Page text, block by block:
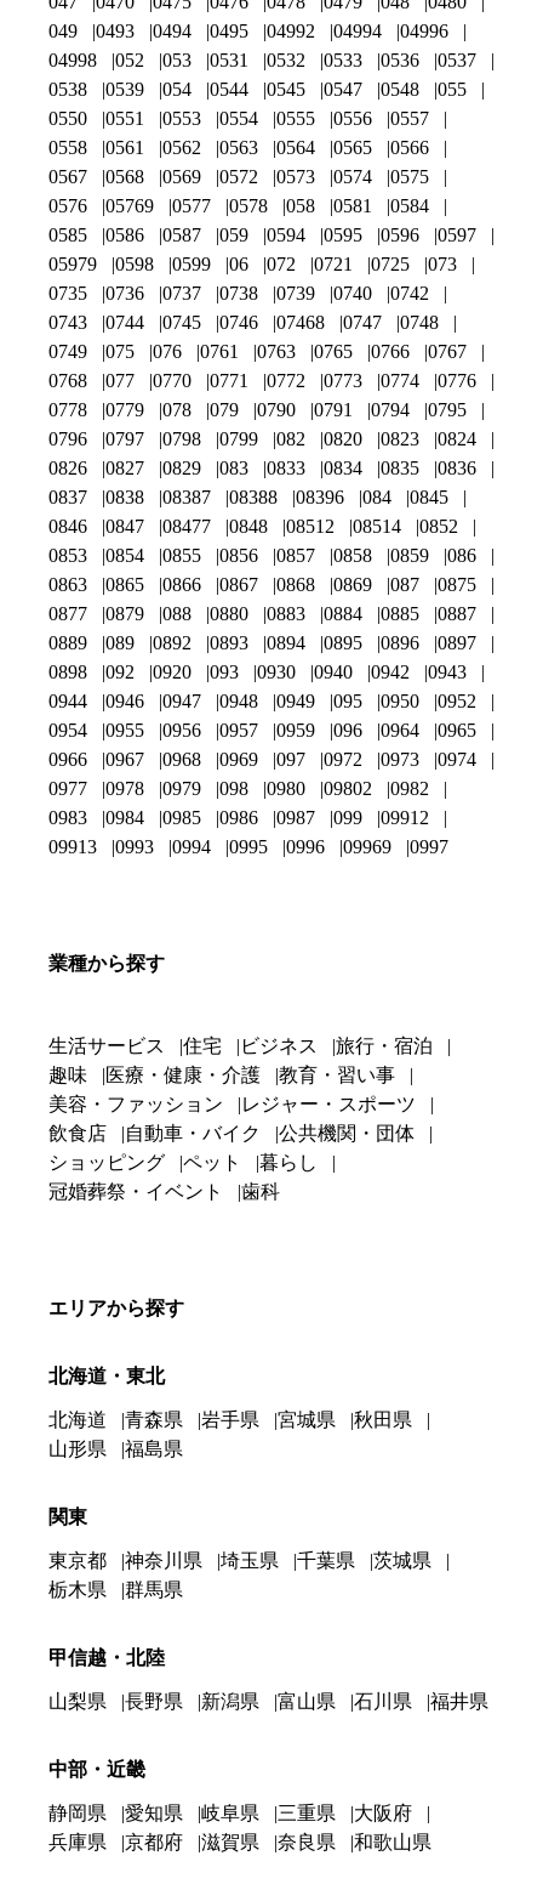
049
0493 0494 0495 04992 04994
04996
04998
052 053 0531 0532 0533 0536
0537
0538
0539 054 0544 0545 0547 0548
055
0550
0551 0553 0554 0555 0556
0557
0558
0561 0562 0563 0564 0565
0566
0567
0568 0569 0572 0573 0574
0575
0576
05769 0577 0578 058 0581
0584
0585
0586 0587 059 0594 0595 0596
0597
05979
0598 0599 06 072 0721 0725
073
0735
0736 0737 0738 0739 0740
0742
0743
0744 0745 0746 07468 0747
0748
0749
075 076 0761 0763 0765 0766
0767
0768
077 0770 0771 0772 0773 0774
0776
0778
0779 078 079 0790 0791 0794
0795
0796
0797 0798 0799 082 0820 0823
0824
0826
0827 0829 083 0833 0834 0835
0836
0837
0838 08387 08388 08396 084
0845
0846
0847 08477 0848 08512 08514
0852
0853
0854 0855 0856 0857 0858 0859
086
0863
0865 0866 0867 0868 0869 087
0875
0877
0879 088 0880 0883 0884 0885
0887
0889
089 0892 0893 0894 0895 0896
0897
0898
092 0920 093 0930 0940 0942
0943
0944
0946 0947 0948 0949 095 0950
0952
0954
0955 0956 0957 0959 096 0964
0965
0966
0967 0968 0969 097 0972 0973
0974
0977
0978 0979 098 0980 09802
0982
0983
0984 0985 0986 0987 099
09912
09913
0993 0994 0995 0996 09969 0997
業種から探す
生活サービス 住宅 ビジネス
旅行・宿泊
趣味
医療・健康・介護
教育・習い事
美容・ファッション
レジャー・スポーツ
飲食店
自動車・バイク
公共機関・団体
ショッピング
ペット
暮らし
冠婚葬祭・イベント
歯科
エリアから探す
北海道・東北
北海道 青森県 岩手県 宮城県
秋田県
山形県
福島県
関東
東京都 神奈川県 埼玉県 千葉県
茨城県
栃木県
群馬県
甲信越・北陸
山梨県 長野県 新潟県 富山県 石川県 福井県
中部・近畿
静岡県 愛知県 岐阜県 三重県
大阪府
兵庫県
京都府 滋賀県 奈良県 和歌山県